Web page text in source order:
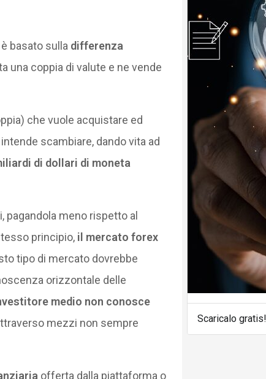
basato sulla differenza
una coppia di valute e ne vende
che vuole acquistare ed
scambiare, dando vita ad
di dollari di moneta
pagandola meno rispetto al
principio, il mercato forex
tipo di mercato dovrebbe
orizzontale delle
medio non conosce
mezzi non sempre
offerta dalla piattaforma o
Scaricalo gratis!